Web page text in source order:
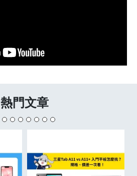
熱門文章